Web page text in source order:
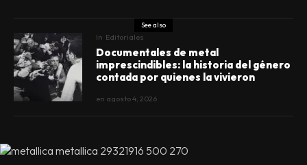
See also
In Editoriales
Documentales de metal
imprescindibles: la historia del género
contada por quienes la vivieron
en agosto 4, 2026